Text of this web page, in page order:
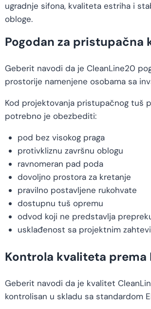
ugradnje sifona, kvaliteta estriha i
obloge.
Pogodan za pristupačna
Geberit navodi da je CleanLine20
prostorije namenjene osobama sa
Kod projektovanja pristupačnog tuš
potrebno je obezbediti:
pod bez visokog praga
protivkliznu završnu oblogu
ravnomeran pad poda
dovoljno prostora za kretanje
pravilno postavljene rukohvate
dostupnu tuš opremu
odvod koji ne predstavlja
usklađenost sa projektnim
Kontrola kvaliteta prema
Geberit navodi da je kvalitet
kontrolisan u skladu sa standardom